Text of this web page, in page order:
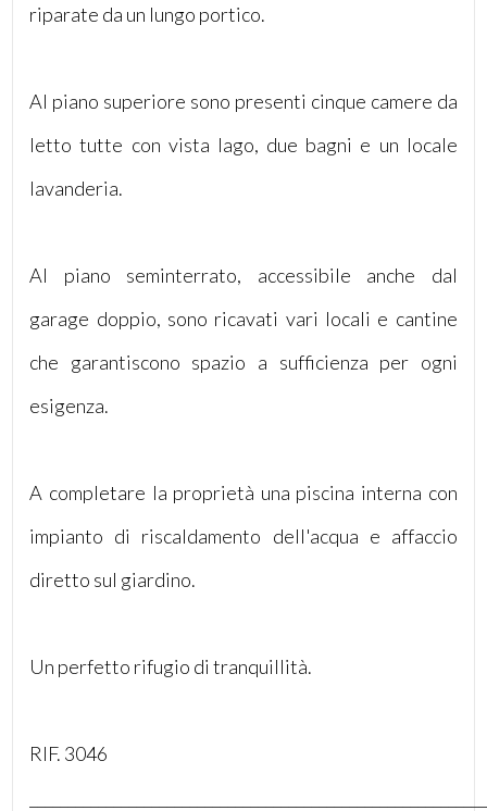
riparate da un lungo portico.
Al piano superiore sono presenti cinque camere da
letto tutte con vista lago, due bagni e un locale
lavanderia.
Al piano seminterrato, accessibile anche dal
garage doppio, sono ricavati vari locali e cantine
che garantiscono spazio a sufficienza per ogni
esigenza.
A completare la proprietà una piscina interna con
impianto di riscaldamento dell'acqua e affaccio
diretto sul giardino.
Un perfetto rifugio di tranquillità.
RIF. 3046
Bagni
1
4
5+
Camere
Qualsiasi